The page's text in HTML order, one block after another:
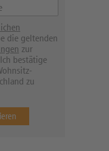
die geltenden
zur
bestätige
zu